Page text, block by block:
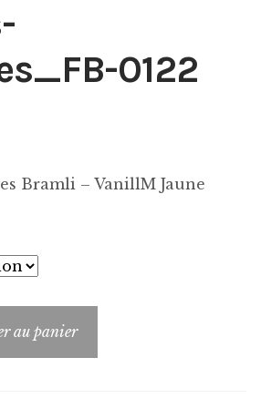
0122
Bramli – VanillM Jaune
au panier